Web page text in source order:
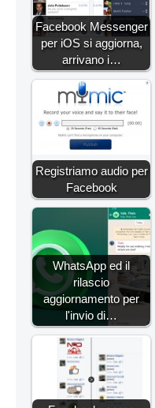
Facebook Messenger
per iOS si aggiorna,
arrivano i…
Registriamo audio per
Facebook
WhatsApp ed il
rilascio
aggiornamento per
l'invio di…